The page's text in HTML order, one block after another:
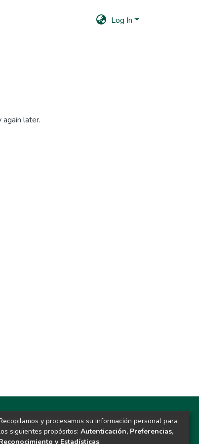
Log In
later.
Contacto
y procesamos su información personal para
siguientes propósitos: Autenticación, Preferencias,
y Estadísticas.